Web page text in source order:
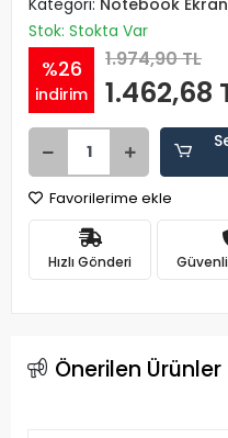
Kategori: Notebook Ekran
Stok: Stokta Var
%26
indirim
1.974,90 TL
1.462,68
Favorilerime ekle
Hızlı Gönderi Güvenli
Önerilen Ürünler